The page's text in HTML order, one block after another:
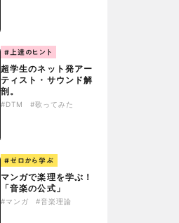
#上達のヒント
超学生のネット発アー
ティスト・サウンド解
剖。
#DTM #歌ってみた
#ゼロから学ぶ
マンガで楽理を学ぶ！
「音楽の公式」
#マンガ #音楽理論